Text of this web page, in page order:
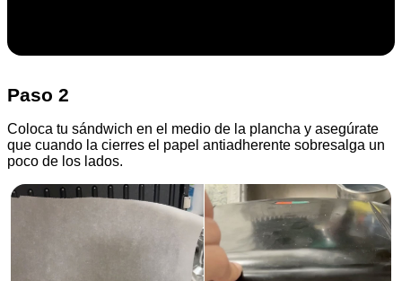
Paso 2
Coloca tu sándwich en el medio de la plancha y asegúrate
que cuando la cierres el papel antiadherente sobresalga un
poco de los lados.